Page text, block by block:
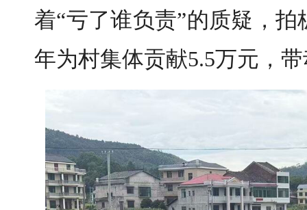
着“亏了谁负责”的质疑，
年为村集体贡献5.5万元，